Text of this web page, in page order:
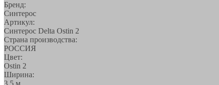
Бренд:
Синтерос
Артикул:
Синтерос Delta Ostin 2
Страна производства:
РОССИЯ
Цвет:
Ostin 2
Ширина:
3,5 м